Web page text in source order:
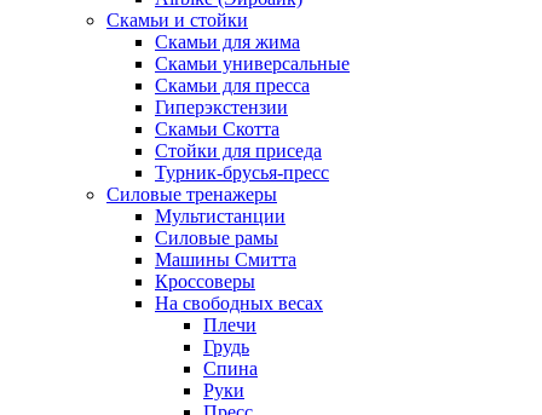
Скамьи и стойки
Скамьи для жима
Скамьи универсальные
Скамьи для пресса
Гиперэкстензии
Скамьи Скотта
Стойки для приседа
Турник-брусья-пресс
Силовые тренажеры
Мультистанции
Силовые рамы
Машины Смитта
Кроссоверы
На свободных весах
Плечи
Грудь
Спина
Руки